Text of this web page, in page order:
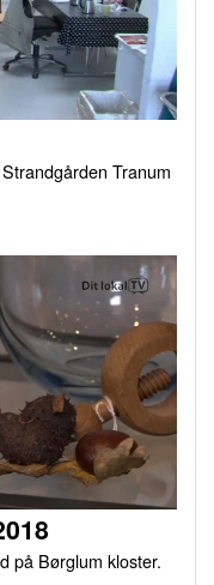
Tranum
på Børglum kloster.